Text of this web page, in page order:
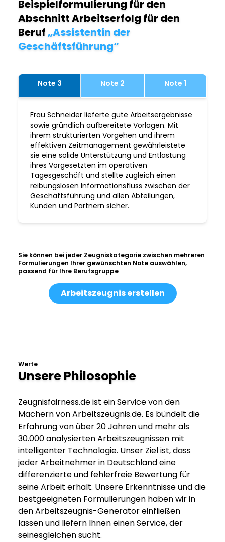
Beispielformulierung für den
Abschnitt Arbeitserfolg für den
Beruf„Assistentin der
Geschäftsführung“
Note 3 Note 2 Note 1
Frau Schneider lieferte gute Arbeitsergebnisse
sowie gründlich aufbereitete Vorlagen. Mit
ihrem strukturierten Vorgehen und ihrem
effektiven Zeitmanagement gewährleistete
sie eine solide Unterstützung und Entlastung
ihres Vorgesetzten im operativen
Tagesgeschäft und stellte zugleich einen
reibungslosen Informationsfluss zwischen der
Geschäftsführung und allen Abteilungen,
Kunden und Partnern sicher.
Sie können bei jeder Zeugniskategorie zwischen mehreren
Formulierungen Ihrer gewünschten Note auswählen,
passend für Ihre Berufsgruppe
Arbeitszeugnis erstellen
Werte
Unsere Philosophie
Zeugnisfairness.de ist ein Service von den
Machern von Arbeitszeugnis.de. Es bündelt die
Erfahrung von über 20 Jahren und mehr als
30.000 analysierten Arbeitszeugnissen mit
intelligenter Technologie. Unser Ziel ist, dass
jeder Arbeitnehmer in Deutschland eine
differenzierte und fehlerfreie Bewertung für
seine Arbeit erhält. Unsere Erkenntnisse und die
bestgeeigneten Formulierungen haben wir in
den Arbeitszeugnis-Generator einfließen
lassen und liefern Ihnen einen Service, der
seinesgleichen sucht.